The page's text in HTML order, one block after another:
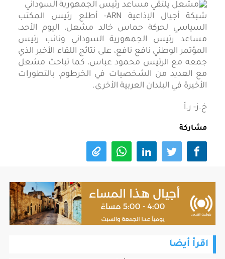
شبكة أجيال الإذاعية ARN- أطلع رئيس المكتب
السياسي لحركة حماس خالد مشعل، اليوم الأحد،
مساعد رئيس الجمهورية السوداني ونائب رئيس
المؤتمر الوطني نافع نافع، على نتائج اللقاء الأخير الذي
جمعه مع الرئيس محمود عباس، كما تباحث مشعل
مع العديد من الشخصيات في الخرطوم، بالتطورات
الأخيرة في البلدان العربية الأخرى.
خ.ز- ر.أ
مشاركة
اقرأ أيضا